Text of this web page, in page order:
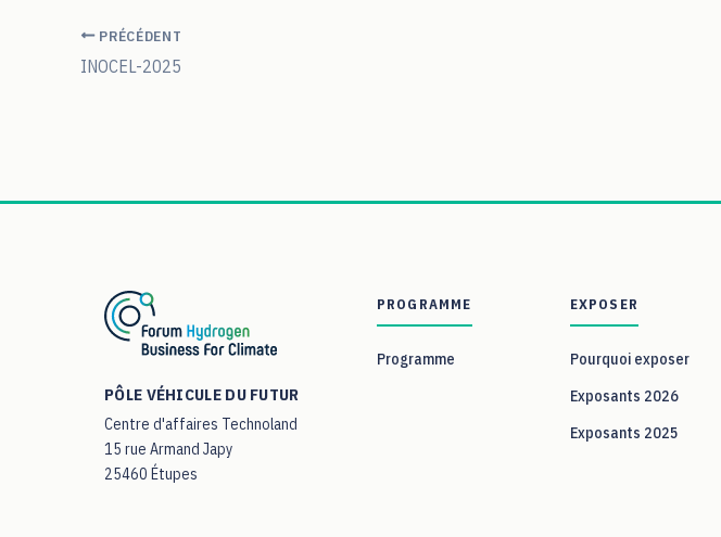
PRÉCÉDENT
INOCEL-2025
PÔLE VÉHICULE DU FUTUR
Centre d'affaires Technoland
15 rue Armand Japy
25460 Étupes
PROGRAMME
Programme
EXPOSER
Pourquoi exposer
Exposants 2026
Exposants 2025